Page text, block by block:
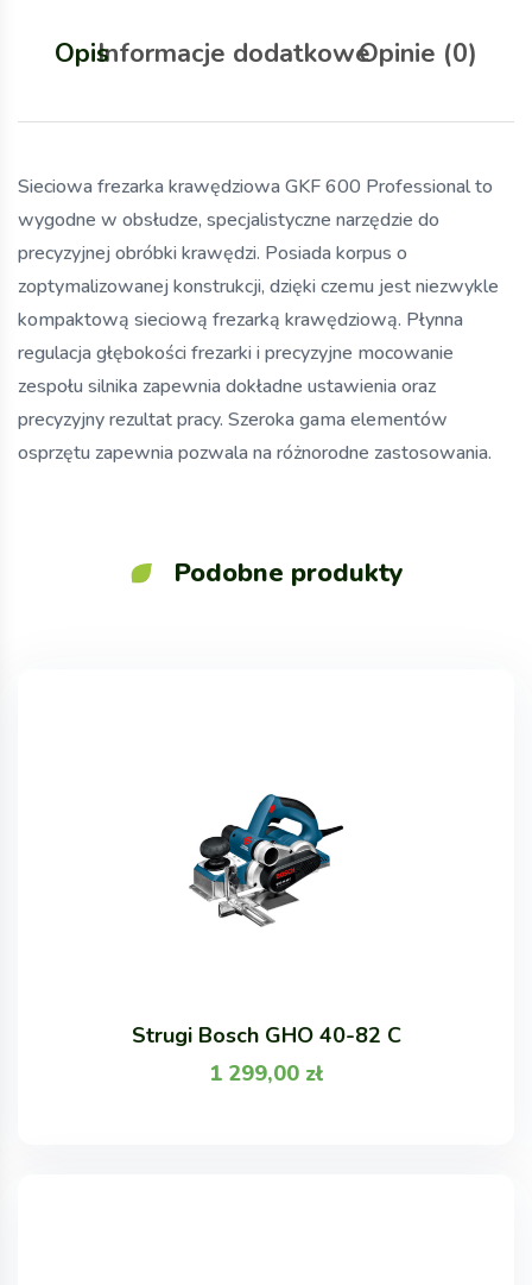
OpisInformacje dodatkoweOpinie (0)
Sieciowa frezarka krawędziowa GKF 600 Professional to
wygodne w obsłudze, specjalistyczne narzędzie do
precyzyjnej obróbki krawędzi. Posiada korpus o
zoptymalizowanej konstrukcji, dzięki czemu jest niezwykle
kompaktową sieciową frezarką krawędziową. Płynna
regulacja głębokości frezarki i precyzyjne mocowanie
zespołu silnika zapewnia dokładne ustawienia oraz
precyzyjny rezultat pracy. Szeroka gama elementów
osprzętu zapewnia pozwala na różnorodne zastosowania.
Podobne produkty
Strugi Bosch GHO 40-82 C
1 299,00 zł